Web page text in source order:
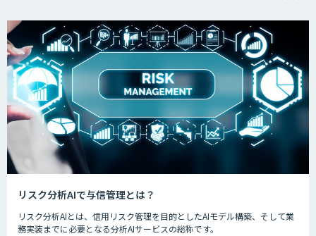
リスク分析AIで与信管理とは？
リスク分析AIとは、信用リスク管理を目的としたAIモデル構築、そして業
務実装までに必要となる分析AIサービスの総称です。